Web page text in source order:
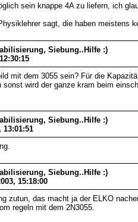
sein knappe 4A zu liefern, ich
sagt, die haben meistens
Siebung..Hilfe :)
mit dem 3055 sein? Für die
wird der ganze kram beim
Siebung..Hilfe :)
13:01:51
Siebung..Hilfe :)
15:18:00
zutun, das macht ja der ELKO
regeln mit dem 2N3055.